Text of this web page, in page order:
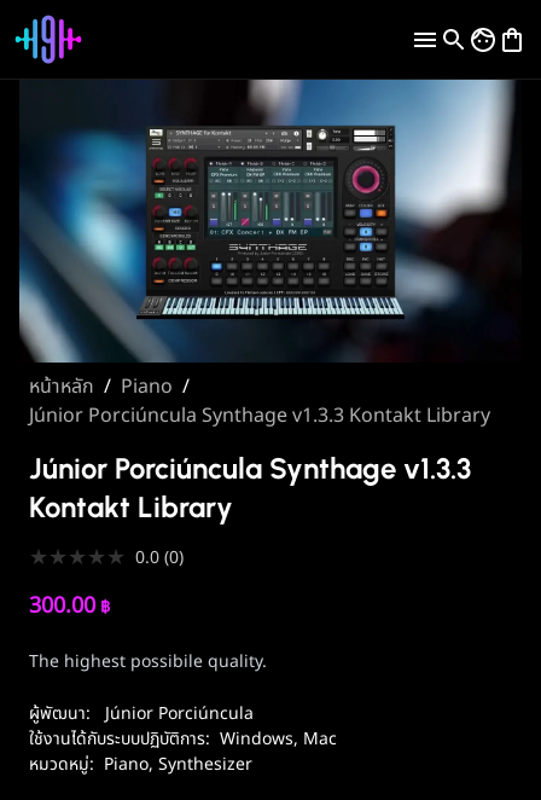
หน้าหลัก / Piano /
Júnior Porciúncula Synthage v1.3.3 Kontakt Library
Júnior Porciúncula Synthage v1.3.3
Kontakt Library
★★★★★ 0.0(0)
300.00 ฿
The highest possibile quality.
ผู้พัฒนา:
Júnior Porciúncula
ใช้งานได้กับระบบปฏิบัติการ: Windows, Mac
หมวดหมู่: Piano, Synthesizer